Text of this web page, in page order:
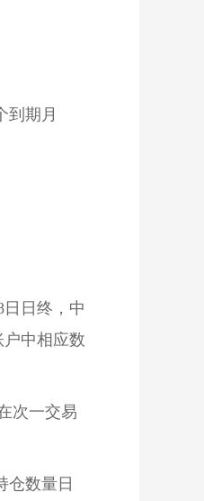
到期月
日终，中
户中相应数
次一交易
数量日